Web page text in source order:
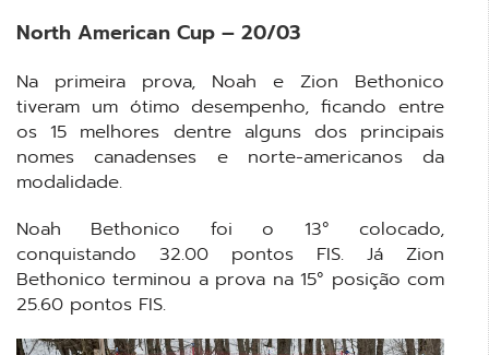
North American Cup – 20/03
Na primeira prova, Noah e Zion Bethonico
tiveram um ótimo desempenho, ficando entre
os 15 melhores dentre alguns dos principais
nomes canadenses e norte-americanos da
modalidade.
Noah Bethonico foi o 13° colocado,
conquistando 32.00 pontos FIS. Já Zion
Bethonico terminou a prova na 15° posição com
25.60 pontos FIS.